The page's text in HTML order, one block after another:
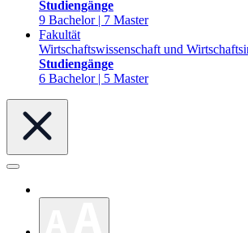
Studiengänge
9 Bachelor | 7 Master
Fakultät
Wirtschaftswissenschaft und
Studiengänge
6 Bachelor | 5 Master